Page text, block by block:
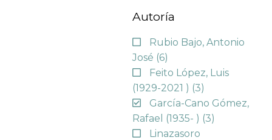
Autoría
Rubio Bajo, Antonio
José (6)
Feito López, Luis
(1929-2021 ) (3)
García-Cano Gómez,
Rafael (1935- ) (3)
Linazasoro